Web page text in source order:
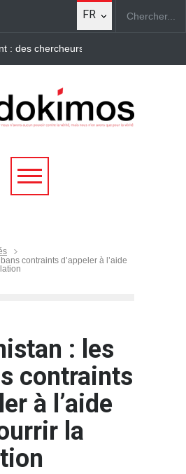
FR
Des chercheurs travaillent
contraints d’appeler à l’aide
: les
contraints
à l’aide
la